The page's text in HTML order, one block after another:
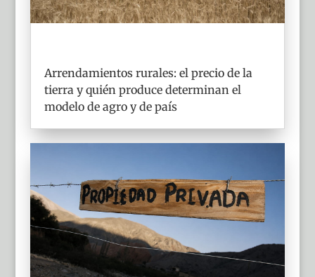
Arrendamientos rurales: el precio de la
tierra y quién produce determinan el
modelo de agro y de país